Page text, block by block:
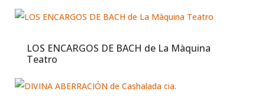
LOS ENCARGOS DE BACH de La Màquina
Teatro